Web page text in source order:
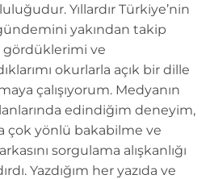
Yıllardır Türkiye’nin
yakından takip
gördüklerimi ve
okurlarla açık bir dille
çalışıyorum. Medyanın
edindiğim deneyim,
çok yönlü bakabilme ve
sorgulama alışkanlığı
Yazdığım her yazıda ve